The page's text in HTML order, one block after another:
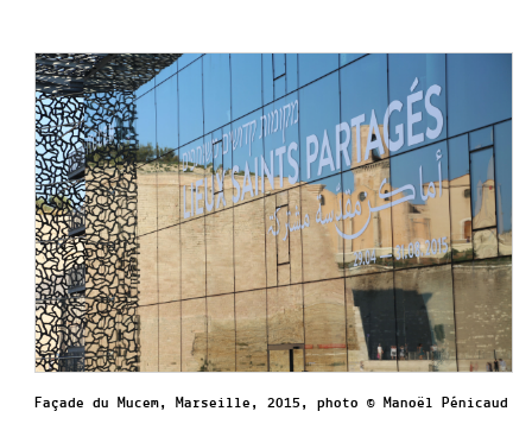
Façade du Mucem, Marseille, 2015, photo © Manoël Pénicaud